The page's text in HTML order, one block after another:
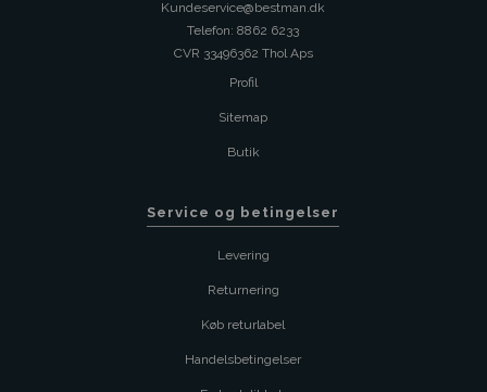
Kundeservice@bestman.dk
Telefon: 8862 6233
CVR 33496362 Thol Aps
Profil
Sitemap
Butik
Service og betingelser
Levering
Returnering
Køb returlabel
Handelsbetingelser